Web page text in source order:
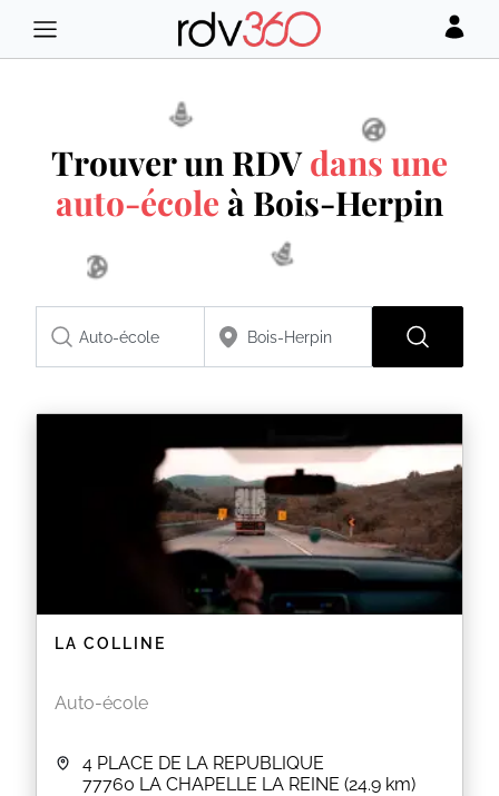
Trouver un RDVdans une
auto-école à Bois-Herpin
LA COLLINE
Auto-école
4 PLACE DE LA REPUBLIQUE
77760 LA CHAPELLE LA REINE (24.9 km)